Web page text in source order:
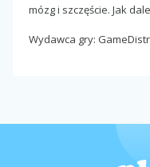
mózg i szczęście. Jak
Wydawca gry: